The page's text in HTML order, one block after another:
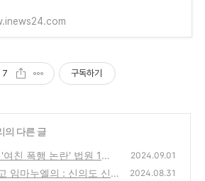
7 구독하기
의 다른 글
친 폭행 논란' 법원 1심
(0)
2024.09.01
임마누엘의 : 신의도 신
2024.08.31